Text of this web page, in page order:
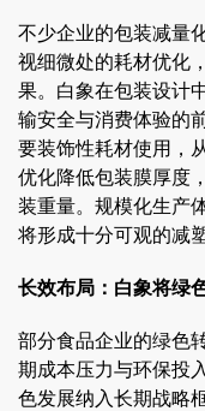
不少企业的包装减量
视细微处的耗材优化
果。白象在包装设计
输安全与消费体验的
要装饰性耗材使用，
优化降低包装膜厚度
装重量。规模化生产
将形成十分可观的减
长效布局：白象将绿
部分食品企业的绿色
期成本压力与环保投
色发展纳入长期战略